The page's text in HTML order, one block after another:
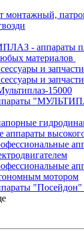
монтажный,
- аппараты
материалов
и
и
15000
аппараты
мотором
"Посейдон"